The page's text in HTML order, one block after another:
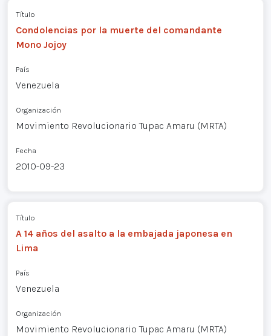
Título
Condolencias por la muerte del comandante
Mono Jojoy
País
Venezuela
Organización
Movimiento Revolucionario Tupac Amaru (MRTA)
Fecha
2010-09-23
Título
A 14 años del asalto a la embajada japonesa en
Lima
País
Venezuela
Organización
Movimiento Revolucionario Tupac Amaru (MRTA)